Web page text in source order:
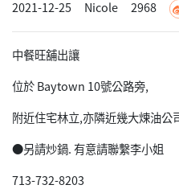
2021-12-25 Nicole 2968
中餐旺舖出讓
位於 Baytown 10號公路旁,
附近住宅林立,亦隣近幾大煉油公
●另請炒鍋. 有意請聯繫李小姐
713-732-8203